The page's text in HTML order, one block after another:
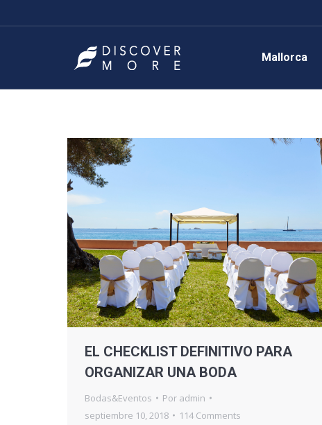
Mallorca
EL CHECKLIST DEFINITIVO PARA
ORGANIZAR UNA BODA
Bodas&Eventos Por admin
septiembre 10, 2018
114 Comments